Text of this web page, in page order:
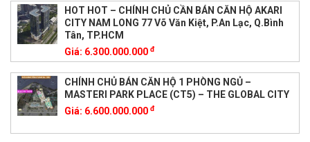
HOT HOT – CHÍNH CHỦ CẦN BÁN CĂN HỘ AKARI
CITY NAM LONG 77 Võ Văn Kiệt, P.An Lạc, Q.Bình
Tân, TP.HCM
Giá: 6.300.000.000 đ
CHÍNH CHỦ BÁN CĂN HỘ 1 PHÒNG NGỦ –
MASTERI PARK PLACE (CT5) – THE GLOBAL CITY
Giá: 6.600.000.000 đ